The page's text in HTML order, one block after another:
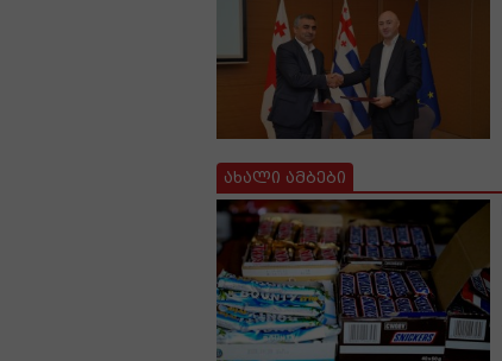
ახალი ამბები